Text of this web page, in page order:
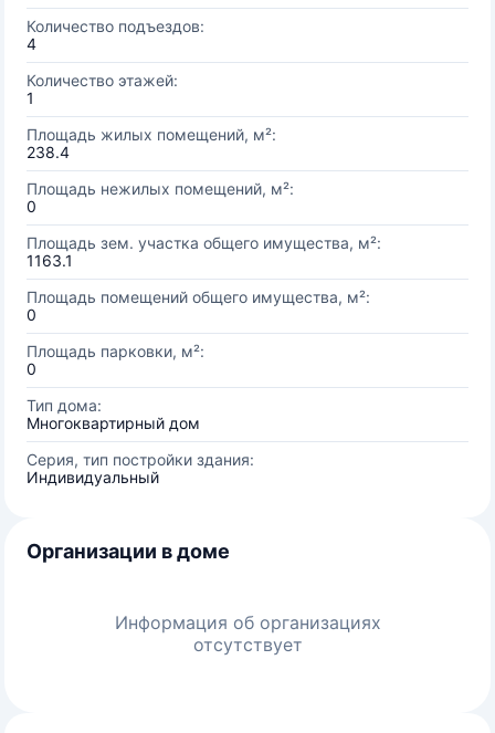
Количество подъездов:
4
Количество этажей:
1
Площадь жилых помещений, м²:
238.4
Площадь нежилых помещений, м²:
0
Площадь зем. участка общего имущества, м²:
1163.1
Площадь помещений общего имущества, м²:
0
Площадь парковки, м²:
0
Тип дома:
Многоквартирный дом
Серия, тип постройки здания:
Индивидуальный
Организации в доме
Информация об организациях
отсутствует